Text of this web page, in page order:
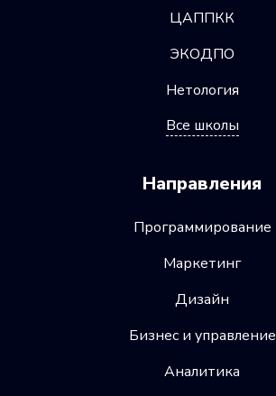
ЦАППКК
ЭКОДПО
Нетология
Все школы
Направления
Программирование
Маркетинг
Дизайн
Бизнес и управление
Аналитика